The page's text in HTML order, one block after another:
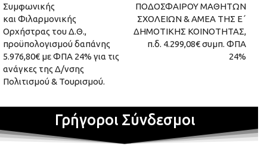
Συμφωνικής
και Φιλαρμονικής
Ορχήστρας του Δ.Θ.,
προϋπολογισμού δαπάνης
5.976,80€ με ΦΠΑ 24% για τις
ανάγκες της Δ/νσης
Πολιτισμού & Τουρισμού.
ΠΟΔΟΣΦΑΙΡΟΥ ΜΑΘΗΤΩΝ
ΣΧΟΛΕΙΩΝ & ΑΜΕΑ ΤΗΣ Ε΄
ΔΗΜΟΤΙΚΗΣ ΚΟΙΝΟΤΗΤΑΣ,
π.δ. 4.299,08€ συμπ. ΦΠΑ
24%
Γρήγοροι Σύνδεσμοι